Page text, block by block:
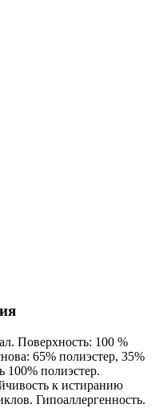
Поверхность: 100 %
65% полиэстер, 35%
полиэстер.
к истиранию
Гипоаллергенность.